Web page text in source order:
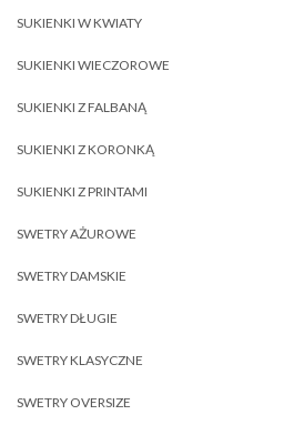
SUKIENKI W KWIATY
SUKIENKI WIECZOROWE
SUKIENKI Z FALBANĄ
SUKIENKI Z KORONKĄ
SUKIENKI Z PRINTAMI
SWETRY AŻUROWE
SWETRY DAMSKIE
SWETRY DŁUGIE
SWETRY KLASYCZNE
SWETRY OVERSIZE